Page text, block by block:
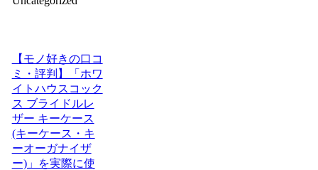
【モノ好きの口コ
ミ・評判】「ホワ
イトハウスコック
ス ブライドルレ
ザー キーケース
(キーケース・キ
ーオーガナイザ
ー)」を実際に使